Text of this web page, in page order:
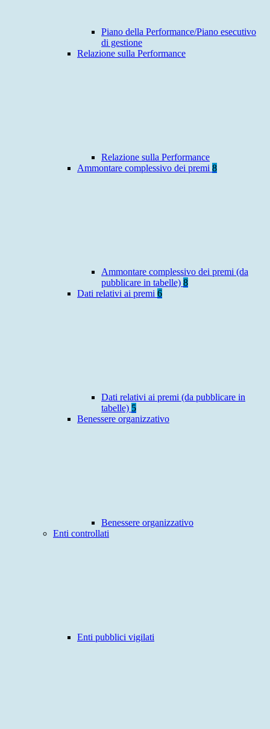
Piano della Performance/Piano esecutivo
di gestione
Relazione sulla Performance
Relazione sulla Performance
Ammontare complessivo dei premi 8
Ammontare complessivo dei premi (da
pubblicare in tabelle) 8
Dati relativi ai premi 6
Dati relativi ai premi (da pubblicare in
tabelle) 5
Benessere organizzativo
Benessere organizzativo
Enti controllati
Enti pubblici vigilati